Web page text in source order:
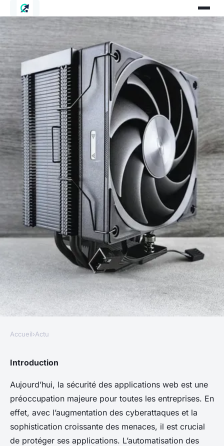
Quels sont les avantages de
l'utilisation de
l'automatisation des tests de
sécurité pour les applications
web?
Accueil›Actu
Introduction
Aujourd’hui, la sécurité des applications web est une
préoccupation majeure pour toutes les entreprises. En
effet, avec l’augmentation des cyberattaques et la
sophistication croissante des menaces, il est crucial
de protéger ses applications. L’automatisation des